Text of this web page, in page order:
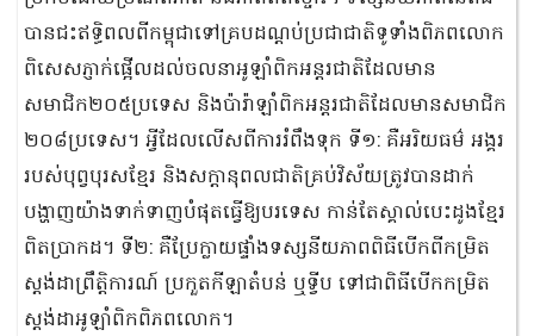
បានជះឥទ្ធិពលពីកម្ពុជាទៅគ្របដណ្ដប់ប្រជាជាតិទូទាំងពិភពលោក
ពិសេសភ្ញាក់ផ្អើលដល់ចលនាអូឡាំពិកអន្តរជាតិដែលមាន
សមាជិក២០៥ប្រទេស និងប៉ារ៉ាឡាំពិកអន្តរជាតិដែលមានសមាជិក
២០៨ប្រទេស។ អ្វីដែលលើសពីការរំពឹងទុក ទី១: គឺអរិយធម៌ អង្គរ
របស់បុព្វបុរសខ្មែរ និងសក្តានុពលជាតិគ្រប់វិស័យត្រូវបានដាក់
បង្ហាញយ៉ាងទាក់ទាញបំផុតធ្វើឱ្យបរទេស កាន់តែស្គាល់បេះដូងខ្មែរ
ពិតប្រាកដ។ ទី២: គឺប្រែក្លាយផ្ទាំងទស្សនីយភាពពិធីបើកពីកម្រិត
ស្តង់ដាព្រឹត្តិការណ៍ ប្រកួតកីឡាតំបន់ ឬទ្វីប ទៅជាពិធីបើកកម្រិត
ស្តង់ដាអូឡាំពិកពិភពលោក។